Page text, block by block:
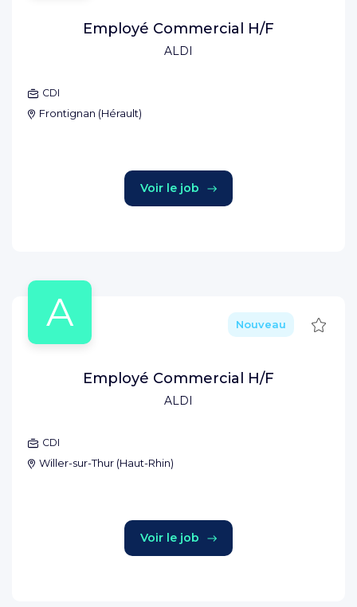
ALDI
Employé Commercial H/F
CDI
Frontignan (Hérault)
Voir le job
A
ALDI
Nouveau
Employé Commercial H/F
CDI
Willer-sur-Thur (Haut-Rhin)
Voir le job